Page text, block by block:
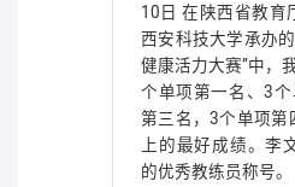
10日 在陕西省教育
西安科技大学承办
健康活力大赛”中，
个单项第一名、3
第三名，3个单项第
上的最好成绩。李
的优秀教练员称号。